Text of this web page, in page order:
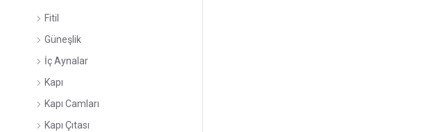
Fitil
Güneşlik
İç Aynalar
Kapı
Kapı Camları
Kapı Çıtası